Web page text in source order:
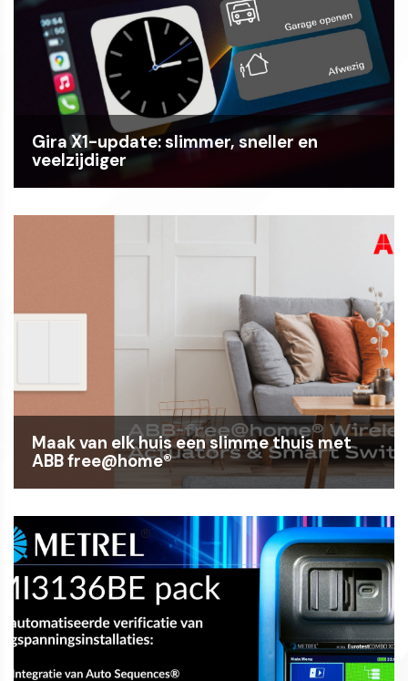
Gira X1-update: slimmer, sneller en
veelzijdiger
Maak van elk huis een slimme thuis met
ABB free@home®